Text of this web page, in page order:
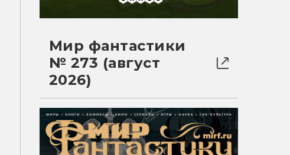
Мир фантастики
№ 273 (август
2026)